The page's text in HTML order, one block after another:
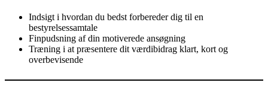
Indsigt i hvordan du bedst forbereder dig til en
bestyrelsessamtale
Finpudsning af din motiverede ansøgning
Træning i at præsentere dit værdibidrag klart, kort og
overbevisende